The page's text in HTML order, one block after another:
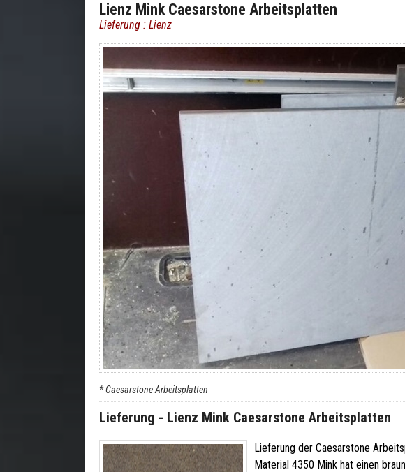
Lienz Mink Caesarstone Arbeitsplatten
Lieferung : Lienz
* Caesarstone Arbeitsplatten
Lieferung - Lienz Mink Caesarstone Arbeitsplatten
Lieferung der Caesarstone
Material 4350 Mink hat einen